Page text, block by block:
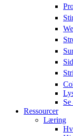
Ressourcer
Læring